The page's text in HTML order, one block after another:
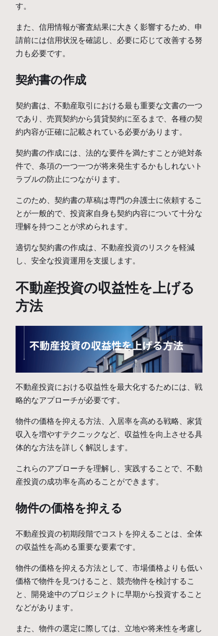
す。
また、信用情報が審査結果に大きく影響するため、申
請前には信用状況を確認し、必要に応じて改善する努
力も必要です。
契約書の作成
契約書は、不動産取引における最も重要な文書の一つ
であり、売買契約から賃貸契約に至るまで、各種の契
約内容が正確に記載されている必要があります。
契約書の作成には、法的な要件を満たすことが絶対条
件で、条項の一つ一つが将来発生するかもしれないト
ラブルの防止につながります。
このため、契約書の草稿は専門の弁護士に依頼するこ
とが一般的で、投資家自身も契約内容について十分な
理解を持つことが求められます。
適切な契約書の作成は、不動産投資のリスクを軽減
し、安全な投資運用を支援します。
不動産投資の収益性を上げる
方法
不動産投資における収益性を最大化するためには、戦
略的なアプローチが必要です。
物件の価格を抑える方法、入居率を高める戦略、家賃
収入を増やすテクニックなど、収益性を向上させる具
体的な方法を詳しく解説します。
これらのアプローチを理解し、実践することで、不動
産投資の成功率を高めることができます。
物件の価格を抑える
不動産投資の初期段階でコストを抑えることは、全体
の収益性を高める重要な要素です。
物件の価格を抑える方法として、市場価格よりも低い
価格で物件を見つけること、競売物件を検討するこ
と、開発途中のプロジェクトに早期から投資すること
などがあります。
また、物件の選定に際しては、立地や将来性を考慮し